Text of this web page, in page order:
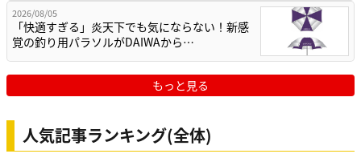
2026/08/05
「快適すぎる」炎天下でも気にならない！新感
覚の釣り用パラソルがDAIWAから…
もっと見る
人気記事ランキング(全体)